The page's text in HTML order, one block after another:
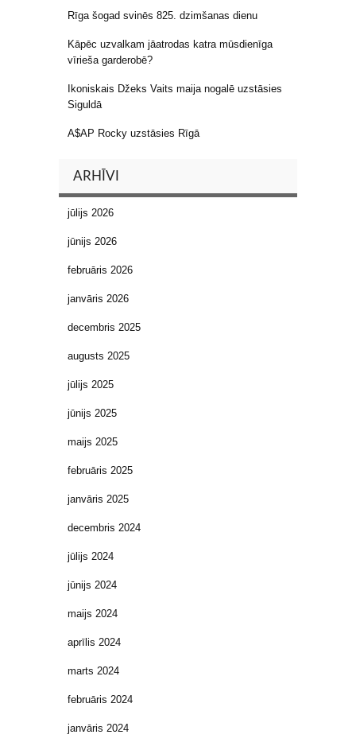
Rīga šogad svinēs 825. dzimšanas dienu
Kāpēc uzvalkam jāatrodas katra mūsdienīga
vīrieša garderobē?
Ikoniskais Džeks Vaits maija nogalē uzstāsies
Siguldā
A$AP Rocky uzstāsies Rīgā
ARHĪVI
jūlijs 2026
jūnijs 2026
februāris 2026
janvāris 2026
decembris 2025
augusts 2025
jūlijs 2025
jūnijs 2025
maijs 2025
februāris 2025
janvāris 2025
decembris 2024
jūlijs 2024
jūnijs 2024
maijs 2024
aprīlis 2024
marts 2024
februāris 2024
janvāris 2024